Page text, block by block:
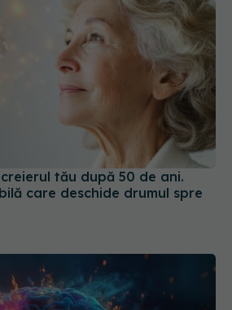
tău după 50 de ani.
care deschide drumul spre